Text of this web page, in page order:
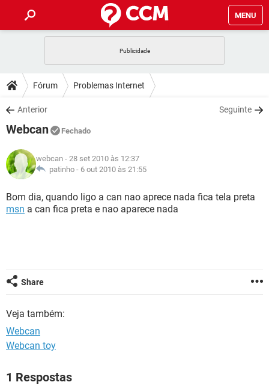
MENU
CELULAR FACEBOOK
OUTLOOK
INSTAGRAM
GUIA DE COMPRAS
DICAS
JOGOS WHATSAPP
INSTAGRAM
GUIA DE COMPRAS
DOWNLOADS
JOGOS
CELULAR
OUTLOOK EXCEL
INSTAGRAM
GUIA DE COMPRAS
JOGOS
CELULAR
OUTLOOK EXCEL
GLOSSÁRIO
JOGOS
CELULAR FACEBOOK
GUIA DE COMPRAS
Fórum Problemas Internet
Anterior Seguinte
Webcan Fechado
webcan - 28 set 2010 às 12:37
patinho - 6 out 2010 às 21:55
Bom dia, quando ligo a can nao aprece nada fica tela preta
msn a can fica preta e nao aparece nada
Share
Veja também:
Webcan
Webcan toy
1 Respostas